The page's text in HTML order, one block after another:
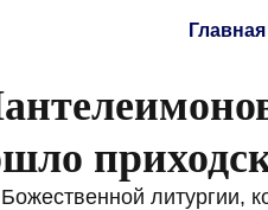
Главная
литургии,